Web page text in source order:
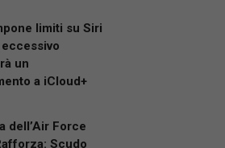
limiti su Siri
eccessivo
un
a iCloud+
dell’Air Force
Scudo